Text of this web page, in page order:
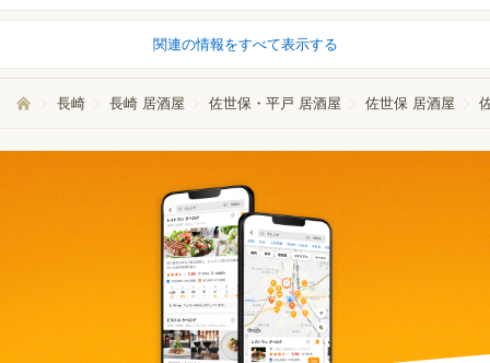
関連の情報をすべて表示する
長崎 長崎 居酒屋 佐世保・平戸 居酒屋 佐世保 居酒屋